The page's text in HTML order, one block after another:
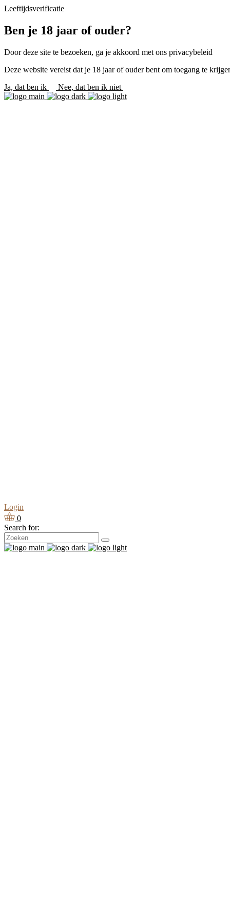
Leeftijdsverificatie
Ben je 18 jaar of ouder?
Door deze site te bezoeken, ga je akkoord met ons privacybeleid
Deze website vereist dat je 18 jaar of ouder bent om toegang te
Ja, dat ben ik
Nee, dat ben ik niet
Login
0
Search for: